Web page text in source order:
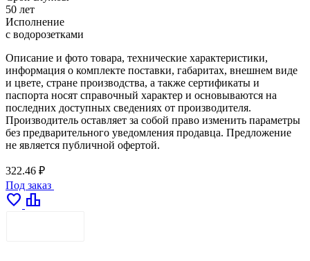
50 лет
Исполнение
с водорозетками
Описание и фото товара, технические характеристики,
информация о комплекте поставки, габаритах, внешнем виде
и цвете, стране производства, а также сертификаты и
паспорта носят справочный характер и основываются на
последних доступных сведениях от производителя.
Производитель оставляет за собой право изменить параметры
без предварительного уведомления продавца. Предложение
не является публичной офертой.
322.46 ₽
Под заказ
favorite leaderboard